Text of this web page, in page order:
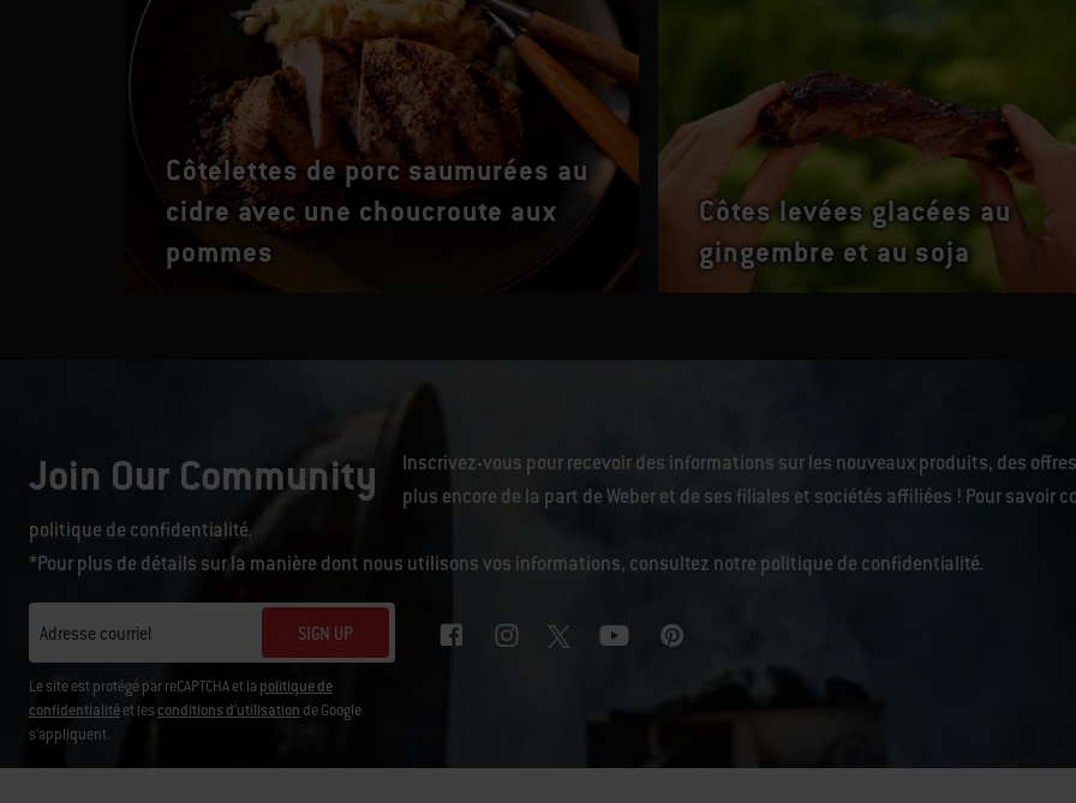
Côtelettes de porc saumurées au
cidre avec une choucroute aux
pommes
Côtes levées glacées au
gingembre et au soja
Join Our Community
Inscrivez-vous pour recevoir des informations sur les nouveaux produits, des
plus encore de la part de Weber et de ses filiales et sociétés affiliées ! Pour
politique de confidentialité.
*Pour plus de détails sur la manière dont nous utilisons vos informations, consultez notre politique de confidentialité.
Adresse courriel SIGN UP
Le site est protégé par reCAPTCHA et la politique de
confidentialitéet les conditions d'utilisation de Google
s'appliquent.